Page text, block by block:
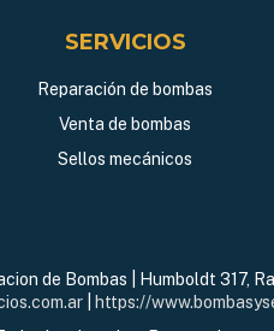
SERVICIOS
Reparación de bombas
Venta de bombas
Sellos mecánicos
de Bombas | Humboldt 317,
|
https://